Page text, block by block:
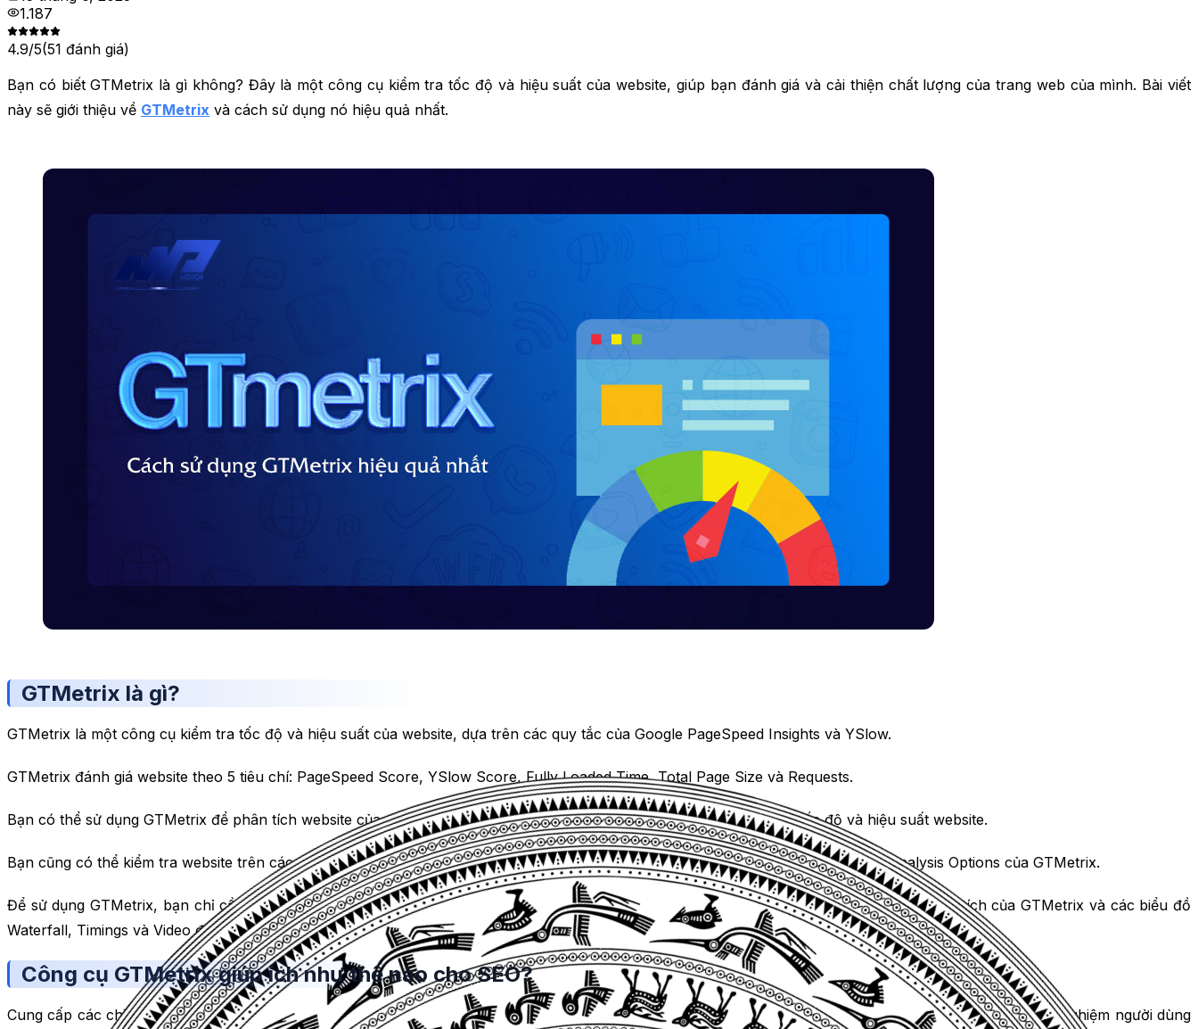
1.187
4.9/5(51 đánh giá)
Bạn có biết GTMetrix là gì không? Đây là một công cụ kiểm tra tốc độ và hiệu suất của website, giúp bạn đánh giá và cải thiện chất lượng của trang web của mình. Bài viết
này sẽ giới thiệu về GTMetrix và cách sử dụng nó hiệu quả nhất.
GTMetrix là gì?
GTMetrix là một công cụ kiểm tra tốc độ và hiệu suất của website, dựa trên các quy tắc của Google PageSpeed Insights và YSlow.
GTMetrix đánh giá website theo 5 tiêu chí: PageSpeed Score, YSlow Score, Fully Loaded Time, Total Page Size và Requests.
Bạn có thể sử dụng GTMetrix để phân tích website của mình và áp dụng các đề xuất cải thiện của GTMetrix để tăng tốc độ và hiệu suất website.
Bạn cũng có thể kiểm tra website trên các thiết bị di động và các khu vực khác nhau bằng cách chọn thiết bị và vị trí trong phần Analysis Options của GTMetrix.
Để sử dụng GTMetrix, bạn chỉ cần nhập URL của website vào ô phân tích và nhấn nút Analyze. Sau đó, bạn sẽ nhận được kết quả phân tích của GTMetrix và các biểu đồ
Waterfall, Timings và Video để xem chi tiết hơn về hiệu suất của website.
Công cụ GTMetrix giúp ích như thế nào cho SEO?
Cung cấp các chỉ số quan trọng về hiệu suất của website, như Web Vitals, PageSpeed Score, YSlow Score, v.v. Những chỉ số này có ảnh hưởng đến trải nghiệm người dùng